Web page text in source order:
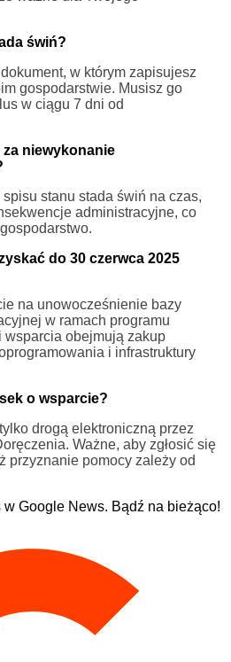
świń?
w którym zapisujesz
gospodarstwie. Musisz go
w ciągu 7 dni od
niewykonanie
stanu stada świń na czas,
administracyjne, co
do 30 czerwca 2025
na unowocześnienie bazy
w ramach programu
wsparcia obejmują zakup
i infrastruktury
o wsparcie?
drogą elektroniczną przez
Ważne, aby zgłosić się
przyznanie pomocy zależy od
w Google News. Bądź na bieżąco!